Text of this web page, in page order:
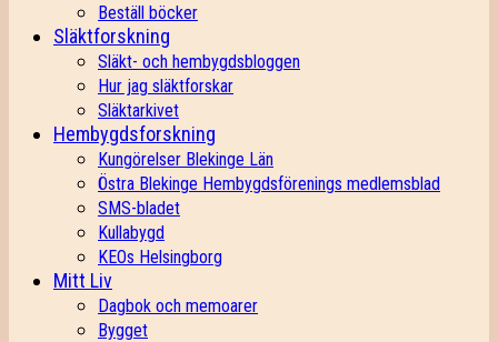
Beställ böcker
Släktforskning
Släkt- och hembygdsbloggen
Hur jag släktforskar
Släktarkivet
Hembygdsforskning
Kungörelser Blekinge Län
Östra Blekinge Hembygdsförenings medlemsblad
SMS-bladet
Kullabygd
KEOs Helsingborg
Mitt Liv
Dagbok och memoarer
Bygget